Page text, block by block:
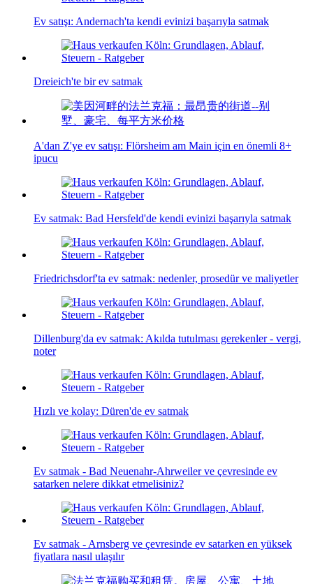
Ev satışı: Andernach'ta kendi evinizi başarıyla satmak
Dreieich'te bir ev satmak
A'dan Z'ye ev satışı: Flörsheim am Main için en önemli 8+
ipucu
Ev satmak: Bad Hersfeld'de kendi evinizi başarıyla satmak
Friedrichsdorf'ta ev satmak: nedenler, prosedür ve maliyetler
Dillenburg'da ev satmak: Akılda tutulması gerekenler - vergi,
noter
Hızlı ve kolay: Düren'de ev satmak
Ev satmak - Bad Neuenahr-Ahrweiler ve çevresinde ev
satarken nelere dikkat etmelisiniz?
Ev satmak - Arnsberg ve çevresinde ev satarken en yüksek
fiyatlara nasıl ulaşılır